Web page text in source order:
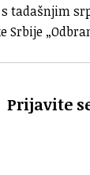
s tadašnjim
Srbije
Prijavite